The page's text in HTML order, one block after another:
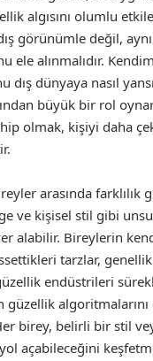
algısını olumlu
görünümle değil,
ele alınmalıdır.
dünyaya nasıl
büyük bir rol
olmak, kişiyi daha
arasında farklılık
ve kişisel stil gibi
alabilir. Bireylerin
tarzlar,
endüstrileri
algoritmalarını
birey, belirli bir stil
açabileceğini